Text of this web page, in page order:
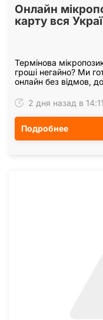
Онлайн
карту вся
Термінова
гроші негайно? Ми
онлайн без відмов,
2 дня назад в 14:11
Подробнее